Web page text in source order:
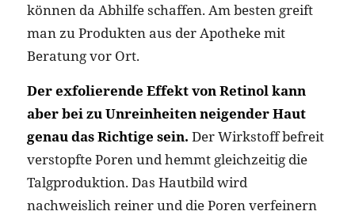
können da Abhilfe schaffen. Am besten greift
man zu Produkten aus der Apotheke mit
Beratung vor Ort.
Der exfolierende Effekt von Retinol kann
aber bei zu Unreinheiten neigender Haut
genau das Richtige sein. Der Wirkstoff befreit
verstopfte Poren und hemmt gleichzeitig die
Talgproduktion. Das Hautbild wird
nachweislich reiner und die Poren verfeinern